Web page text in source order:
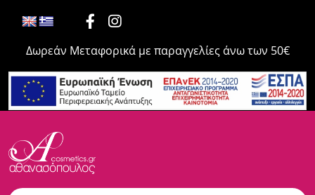
Δωρεάν Μεταφορικά με παραγγελίες άνω των 50€